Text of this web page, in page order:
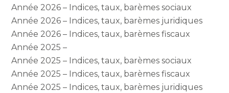
Année 2026 – Indices, taux, barèmes sociaux
Année 2026 – Indices, taux, barèmes juridiques
Année 2026 – Indices, taux, barèmes fiscaux
Année 2025 –
Année 2025 – Indices, taux, barèmes sociaux
Année 2025 – Indices, taux, barèmes fiscaux
Année 2025 – Indices, taux, barèmes juridiques